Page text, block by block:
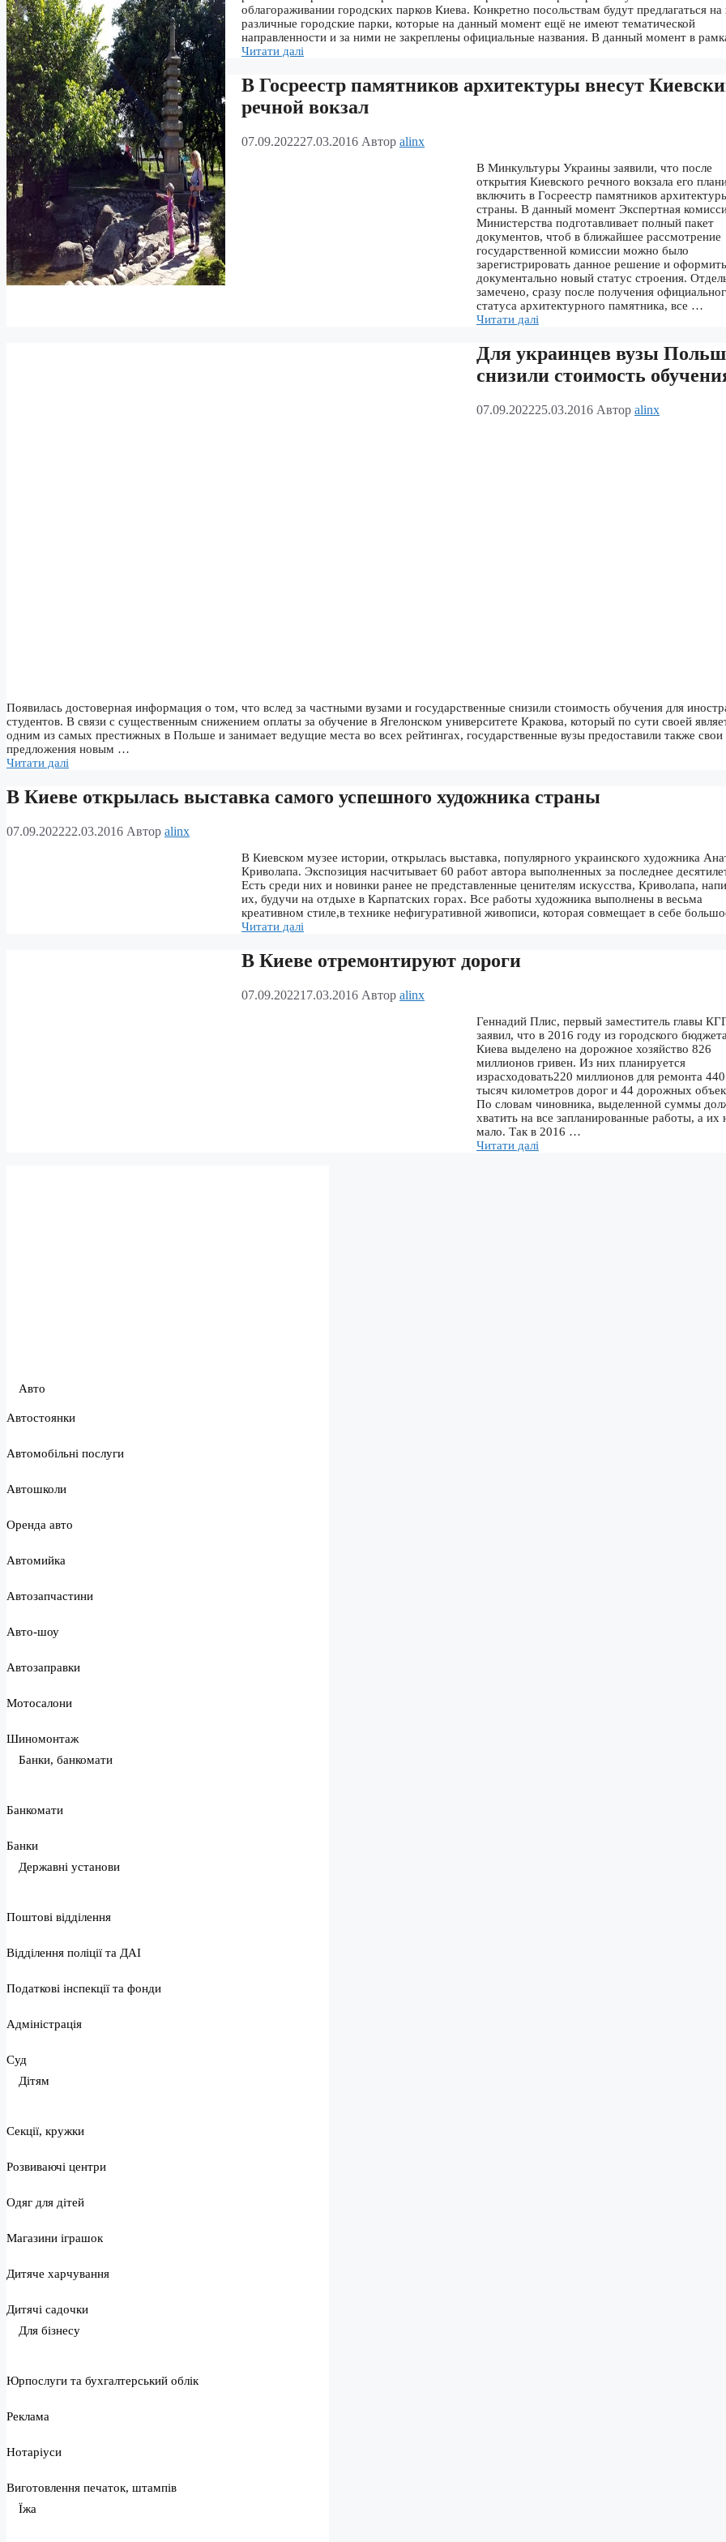
облагораживании городских парков Киева. Конкретно посольствам будут предлагаться
различные городские парки, которые на данный момент ещё не имеют тематической
направленности и за ними не закреплены официальные названия. В данный момент в
Читати далі
В Госреестр памятников архитектуры внесут
речной вокзал
07.09.202227.03.2016 Автор alinx
В Минкультуры Украины заявили, что после
открытия Киевского речного вокзала его
включить в Госреестр памятников
страны. В данный момент Экспертная
Министерства подготавливает полный пакет
документов, чтоб в ближайшее рассмотрение
государственной комиссии можно было
зарегистрировать данное решение и оформить
документально новый статус строения.
замечено, сразу после получения
статуса архитектурного памятника, все …
Читати далі
Для украинцев вузы
снизили стоимость
07.09.202225.03.2016 Автор alinx
Появилась достоверная информация о том, что вслед за частными вузами и государственные снизили стоимость обучения для
студентов. В связи с существенным снижением оплаты за обучение в Ягелонском университете Кракова, который по сути своей
одним из самых престижных в Польше и занимает ведущие места во всех рейтингах, государственные вузы предоставили также свои
предложения новым …
Читати далі
В Киеве открылась выставка самого успешного художника страны
07.09.202222.03.2016 Автор alinx
В Киевском музее истории, открылась выставка, популярного украинского художника
Криволапа. Экспозиция насчитывает 60 работ автора выполненных за последнее
Есть среди них и новинки ранее не представленные ценителям искусства, Криволапа,
их, будучи на отдыхе в Карпатских горах. Все работы художника выполнены в весьма
креативном стиле,в технике нефигуративной живописи, которая совмещает в себе
Читати далі
В Киеве отремонтируют дороги
07.09.202217.03.2016 Автор alinx
Геннадий Плис, первый заместитель главы
заявил, что в 2016 году из городского бюджета
Киева выделено на дорожное хозяйство 826
миллионов гривен. Из них планируется
израсходовать220 миллионов для ремонта 440
тысяч километров дорог и 44 дорожных
По словам чиновника, выделенной суммы
хватить на все запланированные работы, а их
мало. Так в 2016 …
Читати далі
Авто
Автостоянки
Автомобільні послуги
Автошколи
Оренда авто
Автомийка
Автозапчастини
Авто-шоу
Автозаправки
Мотосалони
Шиномонтаж
Банки, банкомати
Банкомати
Банки
Державні установи
Поштові відділення
Відділення поліції та ДАІ
Податкові інспекції та фонди
Адміністрація
Суд
Дітям
Секції, кружки
Розвиваючі центри
Одяг для дітей
Магазини іграшок
Дитяче харчування
Дитячі садочки
Для бізнесу
Юрпослуги та бухгалтерський облік
Реклама
Нотаріуси
Виготовлення печаток, штампів
Їжа